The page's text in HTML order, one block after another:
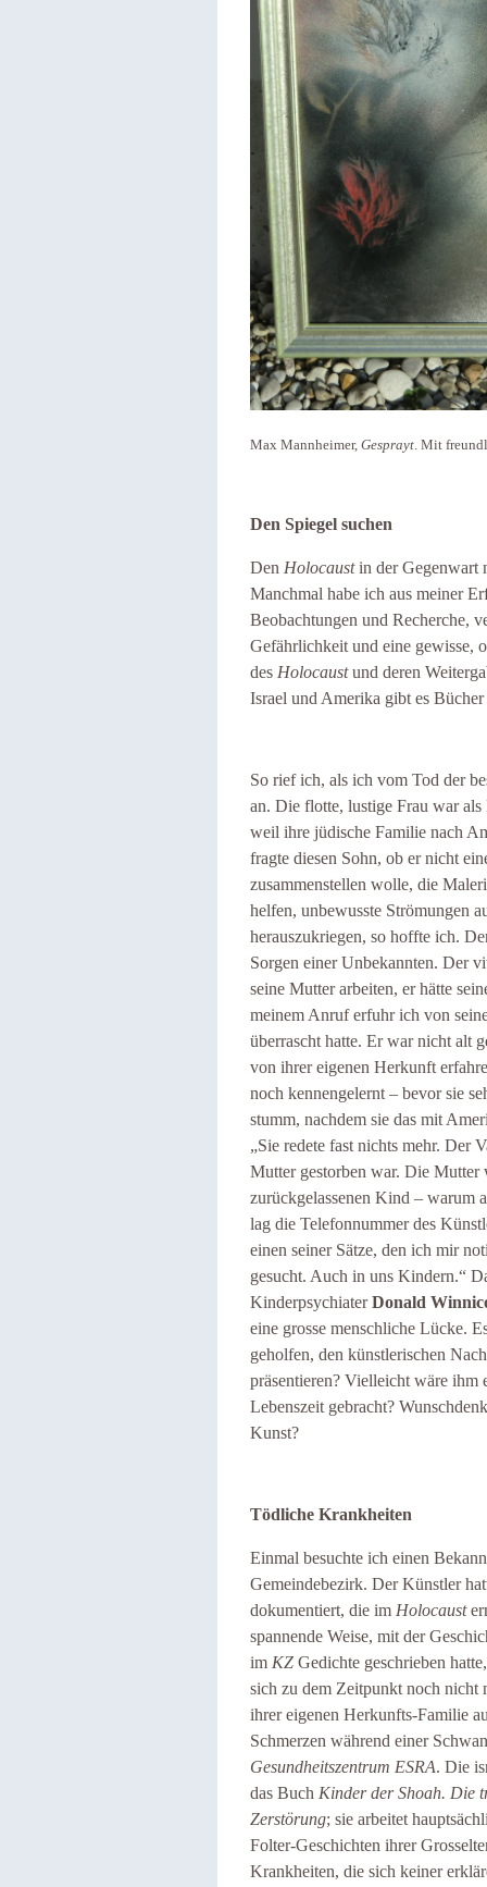
Max Mannheimer, Gesprayt. Mit
Den Spiegel suchen
Den Holocaustin der Gegenwart
Manchmal habe ich aus meiner
Beobachtungen und Recherche,
Gefährlichkeit und eine gewisse,
des Holocaustund deren
Israel und Amerika gibt es Bücher
So rief ich, als ich vom Tod der
an. Die flotte, lustige Frau war
weil ihre jüdische Familie nach
fragte diesen Sohn, ob er nicht
zusammenstellen wolle, die
helfen, unbewusste Strömungen
herauszukriegen, so hoffte ich.
Sorgen einer Unbekannten. Der
seine Mutter arbeiten, er hätte
meinem Anruf erfuhr ich von
überrascht hatte. Er war nicht alt
von ihrer eigenen Herkunft
noch kennengelernt – bevor sie
stumm, nachdem sie das mit
„Sie redete fast nichts mehr. Der
Mutter gestorben war. Die
zurückgelassenen Kind – warum
lag die Telefonnummer des
einen seiner Sätze, den ich mir
gesucht. Auch in uns Kindern.“
KinderpsychiaterDonald
eine grosse menschliche Lücke.
geholfen, den künstlerischen
präsentieren? Vielleicht wäre ihm
Lebenszeit gebracht?
Kunst?
Tödliche Krankheiten
Einmal besuchte ich einen
Gemeindebezirk. Der Künstler
dokumentiert, die im Holocaust
spannende Weise, mit der
im KZ Gedichte geschrieben
sich zu dem Zeitpunkt noch nicht
ihrer eigenen Herkunfts-Familie
Schmerzen während einer
Gesundheitszentrum ESRA. Die
das Buch Kinder der Shoah. Die
Zerstörung; sie arbeitet
Folter-Geschichten ihrer
Krankheiten, die sich keiner